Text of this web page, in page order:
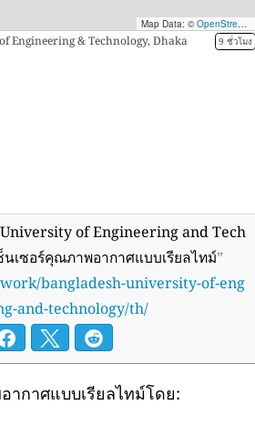
Map Data: © OpenStreetMap contributors
9 ชั่วโมง
Engineering & Technology, Dhaka
of Engineering and Tech
นเซอร์คุณภาพอากาศแบบเรียลไทม์”
bangladesh-university-of-eng
and-technology/th/
กาศแบบเรียลไทม์โดย: